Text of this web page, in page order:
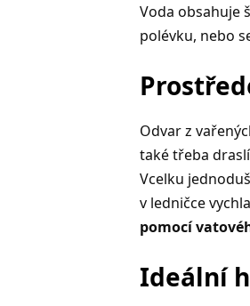
Voda obsahuje
polévku, nebo
Odvar z
také třeba
Vcelku
v ledničce
pomocí
Ideální